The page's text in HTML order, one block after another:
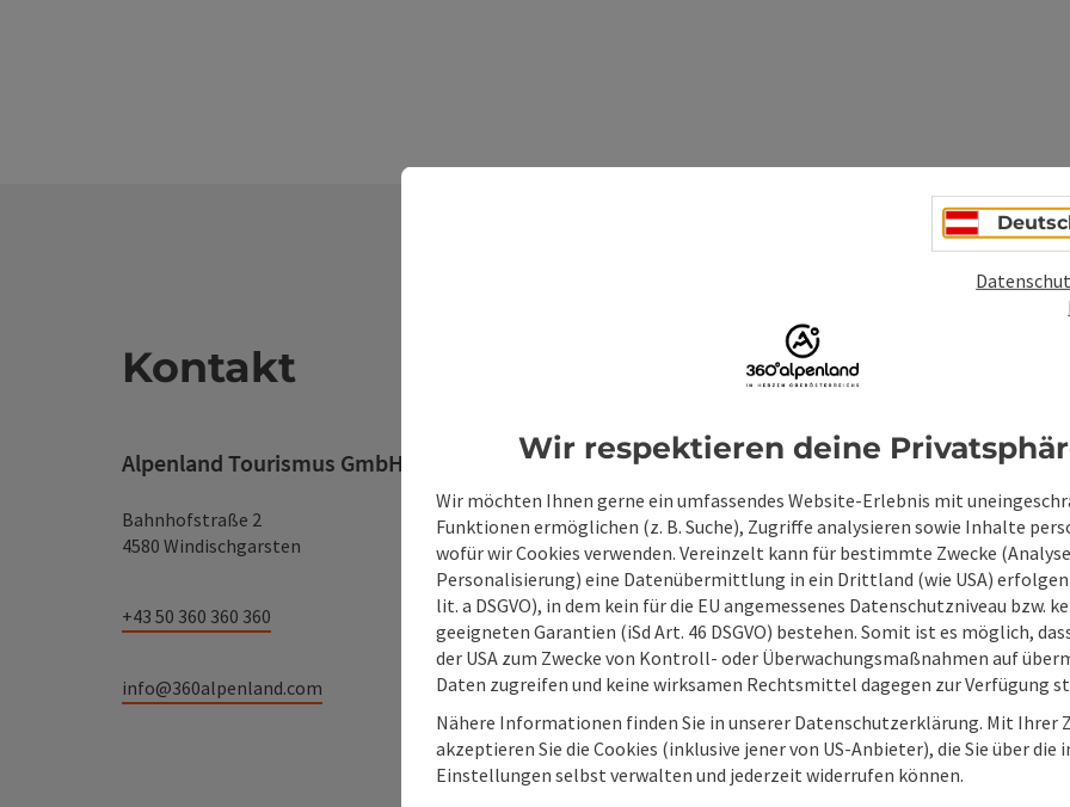
Kontakt
Alpenland Tourismus GmbH
Bahnhofstraße 2
4580 Windischgarsten
+43 50 360 360 360
info@360alpenland.com
Unverbindliche
Felder mit *sind Pflichtfelder
Vorname Nachname
Unverbindliche Anfrage*
Zum Schutz vor Spam wird Google
personenbezogene Daten (z. B. die IP-
Wir respektieren deine
Wir möchten Ihnen gerne ein umfassendes Website-Erlebnis mit
Funktionen ermöglichen (z. B. Suche), Zugriffe analysieren sowie Inhalte
wofür wir Cookies verwenden. Vereinzelt kann für bestimmte Zwecke
Personalisierung) eine Datenübermittlung in ein Drittland (wie USA) erfolgen
lit. a DSGVO), in dem kein für die EU angemessenes Datenschutzniveau bzw.
geeigneten Garantien (iSd Art. 46 DSGVO) bestehen. Somit ist es möglich,
der USA zum Zwecke von Kontroll- oder Überwachungsmaßnahmen auf
Daten zugreifen und keine wirksamen Rechtsmittel dagegen zur Verfügung
Nähere Informationen finden Sie in unserer Datenschutzerklärung. Mit Ihrer
akzeptieren Sie die Cookies (inklusive jener von US-Anbieter), die Sie über die
Einstellungen selbst verwalten und jederzeit widerrufen können.